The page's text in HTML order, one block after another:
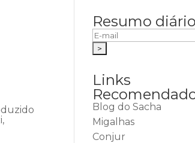
Resumo diário
Links
Blog do Sacha
Migalhas
Conjur